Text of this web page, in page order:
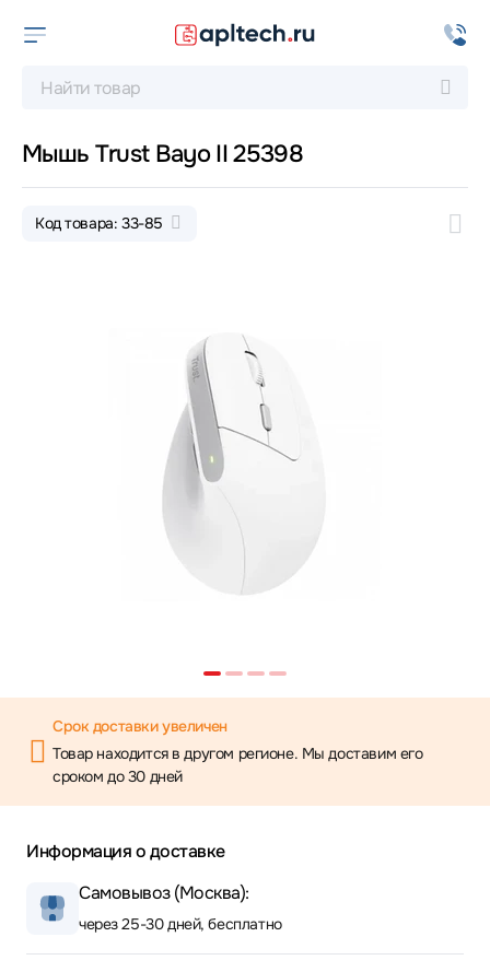
Мышь Trust Bayo II 25398
Код товара: 33-85
Срок доставки увеличен
Товар находится в другом регионе. Мы доставим его
сроком до 30 дней
Информация о доставке
Самовывоз (Москва):
через 25-30 дней, бесплатно